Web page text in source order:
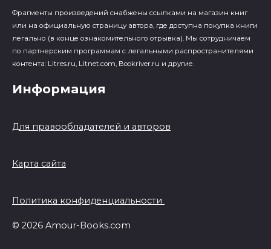
Фрагменты произведений cнабжены ссылками на магазин книг
или на официальную страницу автора, где доступна покупка книги
легально (в конце ознакомительного отрывка). Мы сотрудничаем
по партнерским программам с легальными распространителями
контента: Litres.ru, Litnet.com, Bookriver.ru и другие.
Информация
Для правообладателей и авторов
Карта сайта
Политика конфиденциальности
© 2026 Amour-Books.com